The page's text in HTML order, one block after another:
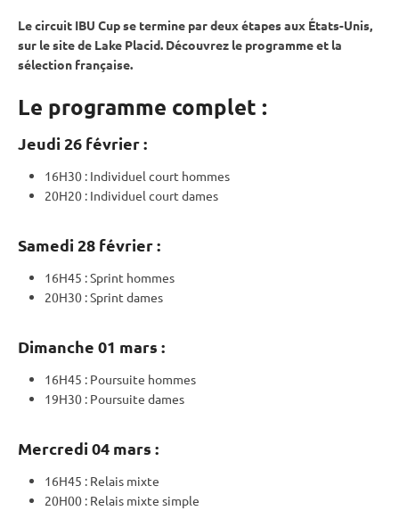
Le circuit IBU Cupse termine par deux étapes aux États-Unis,
sur le site de Lake Placid. Découvrez le programme et la
sélection française.
Le programme complet :
Jeudi 26 février :
16H30 : Individuel court hommes
20H20 : Individuel court dames
Samedi 28 février :
16H45 :Sprint hommes
20H30 :Sprint dames
Dimanche 01 mars :
16H45 : Poursuite hommes
19H30 : Poursuite dames
Mercredi 04 mars :
16H45 : Relais mixte
20H00 : Relais mixte simple